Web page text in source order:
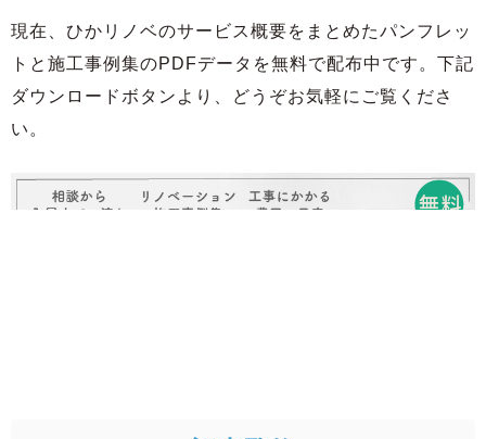
現在、ひかリノベのサービス概要をまとめたパンフレッ
トと施工事例集のPDFデータを無料で配布中です。下記
ダウンロードボタンより、どうぞお気軽にご覧くださ
い。